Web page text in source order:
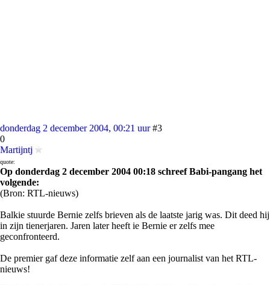
donderdag 2 december 2004, 00:21 uur #3
0
Martijntj
quote:
Op donderdag 2 december 2004 00:18 schreef Babi-pangang het
volgende:
(Bron: RTL-nieuws)
Balkie stuurde Bernie zelfs brieven als de laatste jarig was. Dit deed hij
in zijn tienerjaren. Jaren later heeft ie Bernie er zelfs mee
geconfronteerd.
De premier gaf deze informatie zelf aan een journalist van het RTL-
nieuws!